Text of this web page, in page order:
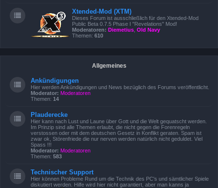
Xtended-Mod (XTM)
Dieses Forum ist ausschließlich für den Xtended-Mod
Public Beta 0.7.5 Phase I "Revelations" Mod!
Moderatoren: Diemetius Old Navy
Themen: 610
Allgemeines
Ankündigungen
Hier werden Ankündigungen und News bezüglich des Forums veröffentlicht.
Moderator: Moderatoren
Themen: 14
Plauderecke
Hier kann nach Lust und Laune über Gott und die Welt gequatscht werden.
Im Prinzip sind alle Themen erlaubt, die nicht gegen die Forenregeln
verstossen oder mit dem deutschen Gesetz in Konflikt geraten. Spam ist
zwar ok, Störenfriede die nur nerven werden natürlich nicht geduldet. Viel
Spass !!!
Moderator: Moderatoren
Themen: 583
Technischer Support
Hier können Probleme Rund um die Technik des PC's und sämtlicher Spiele
diskutiert werden. Hilfe wird hier nicht garantiert, aber man kanns ja